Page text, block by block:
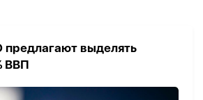
выделять
ВВП